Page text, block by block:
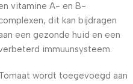
vitamine A- en B-
dit kan bijdragen
een gezonde huid en een
immuunsysteem.
wordt toegevoegd aan